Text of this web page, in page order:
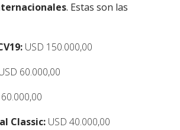
. Estas son las
USD 150.000,00
60.000,00
Classic: USD 40.000,00